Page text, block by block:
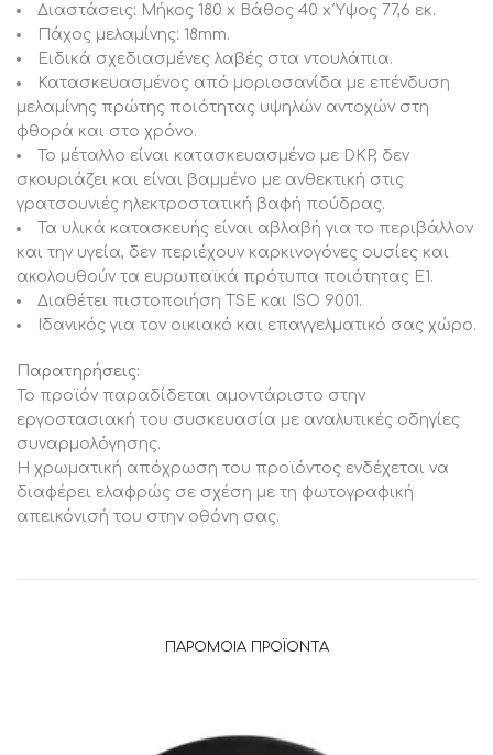
Διαστάσεις: Μήκος 180 x Βάθος 40 x Ύψος 77,6 εκ.
Πάχος μελαμίνης: 18mm.
Ειδικά σχεδιασμένες λαβές στα ντουλάπια.
Κατασκευασμένος από μοριοσανίδα με επένδυση
μελαμίνης πρώτης ποιότητας υψηλών αντοχών στη
φθορά και στο χρόνο.
Το μέταλλο είναι κατασκευασμένο με DKP, δεν
σκουριάζει και είναι βαμμένο με ανθεκτική στις
γρατσουνιές ηλεκτροστατική βαφή πούδρας.
Τα υλικά κατασκευής είναι αβλαβή για το περιβάλλον
και την υγεία, δεν περιέχουν καρκινογόνες ουσίες και
ακολουθούν τα ευρωπαϊκά πρότυπα ποιότητας Ε1.
Διαθέτει πιστοποιήση TSE και ISO 9001.
Ιδανικός για τον οικιακό και επαγγελματικό σας χώρο.
Παρατηρήσεις:
Το προϊόν παραδίδεται αμοντάριστο στην
εργοστασιακή του συσκευασία με αναλυτικές οδηγίες
συναρμολόγησης.
Η χρωματική απόχρωση του προϊόντος ενδέχεται να
διαφέρει ελαφρώς σε σχέση με τη φωτογραφική
απεικόνισή του στην οθόνη σας.
ΠΑΡΌΜΟΙΑ ΠΡΟΪΌΝΤΑ